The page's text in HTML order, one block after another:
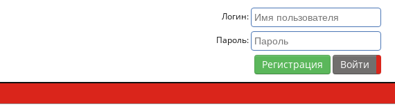
Логин:
Пароль:
Регистрация